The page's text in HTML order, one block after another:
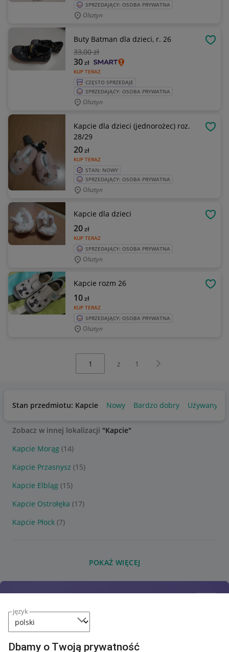
język
Dbamy o Twoją prywatność
SPRZEDAJĄCY: OSOBA PRYWATNA
Olsztyn
Buty Batman dla dzieci, r. 26
33,00 zł
KUP TERAZ
30zł
CZĘSTO SPRZEDAJE
SPRZEDAJĄCY: OSOBA PRYWATNA
Olsztyn
Kapcie dla dzieci (jednorożec) roz.
28/29
KUP TERAZ
20zł
STAN: NOWY
SPRZEDAJĄCY: OSOBA PRYWATNA
Olsztyn
Kapcie dla dzieci
KUP TERAZ
20zł
SPRZEDAJĄCY: OSOBA PRYWATNA
Olsztyn
Kapcie rozm 26
KUP TERAZ
10zł
SPRZEDAJĄCY: OSOBA PRYWATNA
Olsztyn
z 1 Następna strona
Stan przedmiotu: Kapcie Nowy Bardzo dobry Używany
Zobacz w innej lokalizacji "Kapcie"
Kapcie Morąg (14)
Kapcie Przasnysz (15)
Kapcie Elbląg (15)
Kapcie Ostrołęka (17)
Kapcie Płock (7)
POKAŻ WIĘCEJ